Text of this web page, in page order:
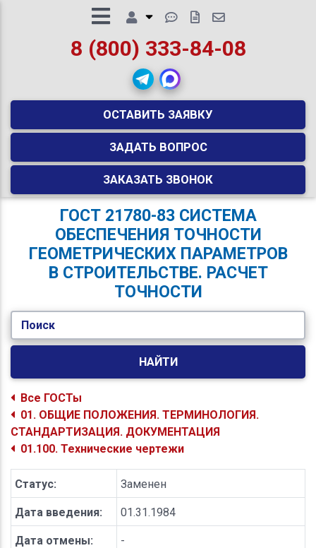
8 (800) 333-84-08
ОСТАВИТЬ ЗАЯВКУ
ЗАДАТЬ ВОПРОС
ЗАКАЗАТЬ ЗВОНОК
ГОСТ 21780-83 СИСТЕМА
ОБЕСПЕЧЕНИЯ ТОЧНОСТИ
ГЕОМЕТРИЧЕСКИХ ПАРАМЕТРОВ
В СТРОИТЕЛЬСТВЕ. РАСЧЕТ
ТОЧНОСТИ
Поиск
НАЙТИ
Все ГОСТы
01. ОБЩИЕ ПОЛОЖЕНИЯ. ТЕРМИНОЛОГИЯ.
СТАНДАРТИЗАЦИЯ. ДОКУМЕНТАЦИЯ
01.100. Технические чертежи
Статус: Заменен
Дата введения: 01.31.1984
Дата отмены: -